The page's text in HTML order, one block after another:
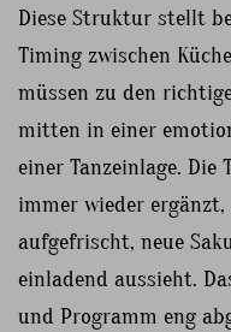
Diese Struktur stellt
Timing zwischen
müssen zu den
mitten in einer
einer Tanzeinlage. Die
immer wieder
aufgefrischt, neue
einladend aussieht.
und Programm eng